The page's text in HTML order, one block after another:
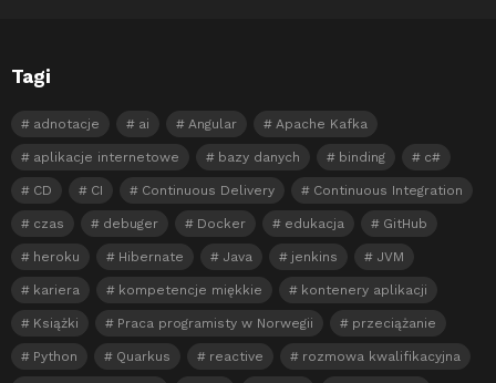
Tagi
adnotacje ai Angular Apache Kafka
aplikacje internetowe bazy danych binding c#
CD CI Continuous Delivery Continuous Integration
czas debuger Docker edukacja GitHub
heroku Hibernate Java jenkins JVM
kariera kompetencje miękkie kontenery aplikacji
Książki Praca programisty w Norwegii przeciążanie
Python Quarkus reactive rozmowa kwalifikacyjna